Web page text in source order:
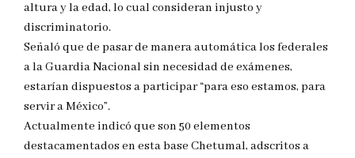
altura y la edad, lo cual consideran injusto y
discriminatorio.
Señaló que de pasar de manera automática los federales
a la Guardia Nacional sin necesidad de exámenes,
estarían dispuestos a participar “para eso estamos, para
servir a México”.
Actualmente indicó que son 50 elementos
destacamentados en esta base Chetumal, adscritos a